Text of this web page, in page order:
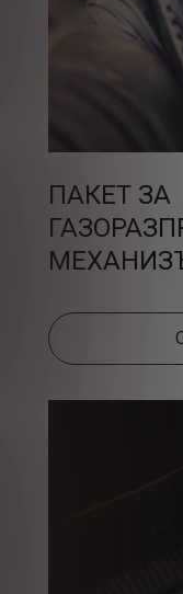
ПАКЕТ ЗА